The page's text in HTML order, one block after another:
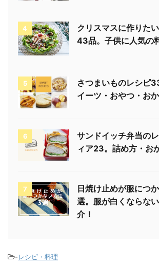
4
クリスマスに作りた
43品。子供に人気の
5
さつまいものレシピ
イーツ・おやつ・おか
6
サンドイッチ弁当の
ィア23。詰め方・お
7
日焼け止めが服につ
選。服が白くならな
介！
-レシピ・料理